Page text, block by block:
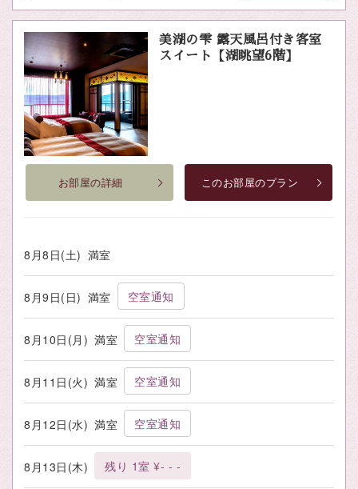
美湖の雫 露天風呂付き客室
スイート【湖眺望6階】
お部屋の詳細 このお部屋のプラン
8月8日(土) 満室
8月9日(日) 満室 空室通知
8月10日(月) 満室 空室通知
8月11日(火) 満室 空室通知
8月12日(水) 満室 空室通知
8月13日(木) 残り 1室 ¥- - -